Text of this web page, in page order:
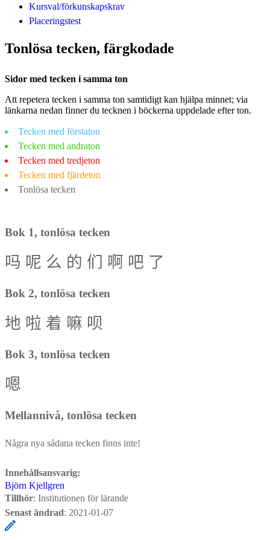
Kursval/förkunskapskrav
Placeringstest
Tonlösa tecken, färgkodade
Sidor med tecken i samma ton
Att repetera tecken i samma ton samtidigt kan hjälpa minnet; via
länkarna nedan finner du tecknen i böckerna uppdelade efter ton.
Tecken med förstaton
Tecken med andraton
Tecken med tredjeton
Tecken med fjärdeton
Tonlösa tecken
Bok 1, tonlösa tecken
吗 呢 么 的 们 啊 吧 了
Bok 2, tonlösa tecken
地 啦 着 嘛 呗
Bok 3, tonlösa tecken
嗯
Mellannivå, tonlösa tecken
Några nya sådana tecken finns inte!
Innehållsansvarig:
Björn Kjellgren
Tillhör: Institutionen för lärande
Senast ändrad: 2021-01-07